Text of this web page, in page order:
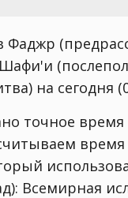
на сегодня
точное
Всемирная